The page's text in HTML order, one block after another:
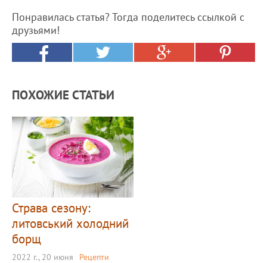
Понравилась статья? Тогда поделитесь ссылкой с
друзьями!
ПОХОЖИЕ СТАТЬИ
Страва сезону:
литовський холодний
борщ
2022 г., 20 июня Рецепти